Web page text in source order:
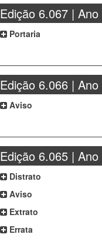
Edição 6.067 | Ano
Portaria
Edição 6.066 | Ano
Aviso
Edição 6.065 | Ano
Distrato
Aviso
Extrato
Errata